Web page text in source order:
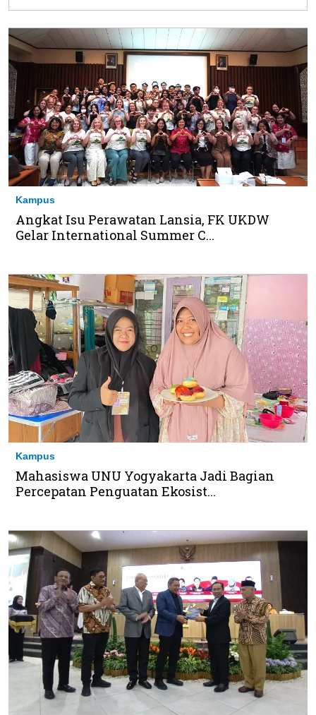
Kampus
Angkat Isu Perawatan Lansia, FK UKDW
Gelar International Summer C...
Kampus
Mahasiswa UNU Yogyakarta Jadi Bagian
Percepatan Penguatan Ekosist...